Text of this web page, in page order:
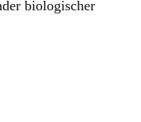
biologischer